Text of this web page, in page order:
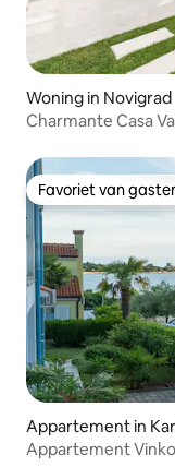
Woning in Novigrad
Charmante Casa
Favoriet van
Favoriet van
Appartement in
Appartement